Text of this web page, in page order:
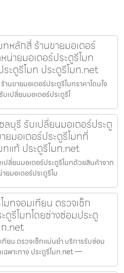
ทหลักสี่ ร้านขายมอเตอร์
น่ายมอเตอร์ประตูรีโมท
ะตูรีโมท ประตูรีโมท.net
นขายมอเตอร์ประตูรีโมทราคาโดนใจ
เปลี่ยนมอเตอร์ประตูรีโ
ลบุรี รับเปลี่ยนมอเตอร์ประตู
ยมอเตอร์ประตูรีโมทที่
ทแท้ ประตูรีโมท.net
ปลี่ยนมอเตอร์ประตูรีโมทด้วยสินค้าจาก
ยมอเตอร์ประตูรีโม
มทจอมเทียน ตรวจเช็ก
รีโมทโดยช่างซ่อมประตู
ท.net
ทียน ตรวจเช็กแม่นยำ บริการรับซ่อม
ฉพาะทาง ประตูรีโมท.net —